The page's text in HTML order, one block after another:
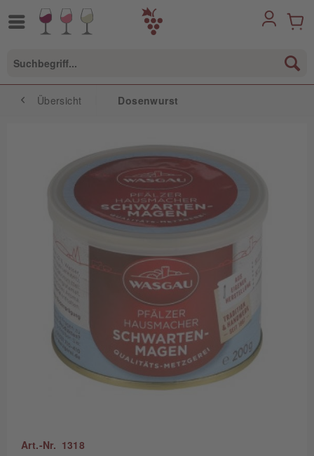
Übersicht Dosenwurst
Art.-Nr. 1318